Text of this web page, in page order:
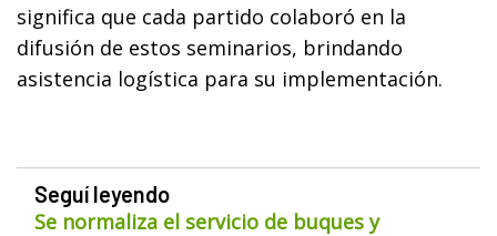
significa que cada partido colaboró en la
difusión de estos seminarios, brindando
asistencia logística para su implementación.
Seguí leyendo
Se normaliza el servicio de buques y